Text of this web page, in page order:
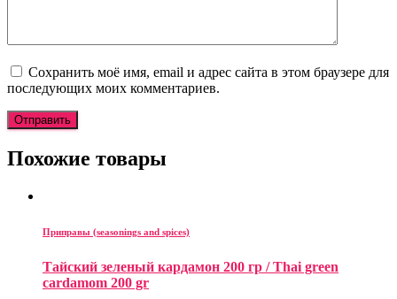
Сохранить моё имя, email и адрес сайта в этом браузере для
последующих моих комментариев.
Похожие товары
Приправы (seasonings and spices)
Тайский зеленый кардамон 200 гр / Thai green
cardamom 200 gr